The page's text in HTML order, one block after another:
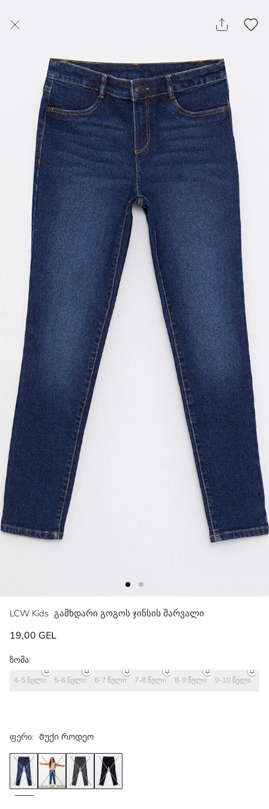
LCW Kids გამხდარი გოგოს ჯინსის შარვალი
19,00 GEL
ფერი: Მუქი Როდეო
ზომა:
4-5 წელი 5-6 წელი 6-7 წელი 7-8 წელი 8-9 წელი 9-10 წელი